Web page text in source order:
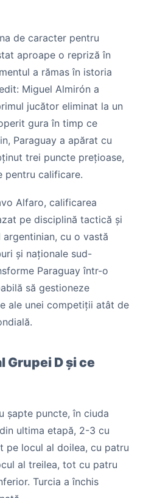
de caracter pentru
aproape o repriză în
a rămas în istoria
Miguel Almirón a
jucător eliminat la un
gura în timp ce
Paraguay a apărat cu
trei puncte prețioase,
pentru calificare.
Alfaro, calificarea
pe disciplină tactică și
cu o vastă
și naționale sud-
Paraguay într-o
să gestioneze
ale unei competiții atât de
Grupei D și ce
șapte puncte, în ciuda
ultima etapă, 2-3 cu
pe locul al doilea, cu patru
al treilea, tot cu patru
Turcia a închis